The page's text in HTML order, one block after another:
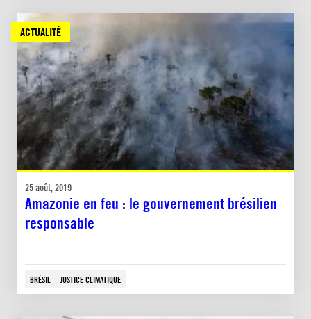
ACTUALITÉ
25 août, 2019
Amazonie en feu : le gouvernement brésilien
responsable
BRÉSIL JUSTICE CLIMATIQUE